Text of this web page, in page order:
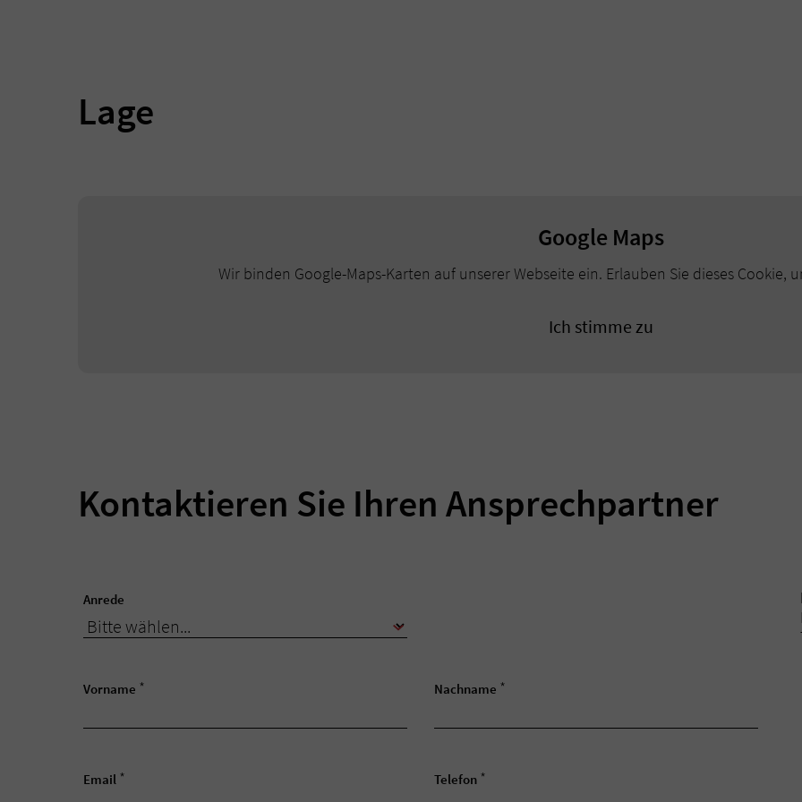
Lage
Google Maps
Wir binden Google-Maps-Karten auf unserer Webseite ein. Erlauben Sie dieses Cookie,
Ich stimme zu
Kontaktieren Sie Ihren Ansprechpartner
Anrede
Vorname * Nachname *
Email * Telefon *